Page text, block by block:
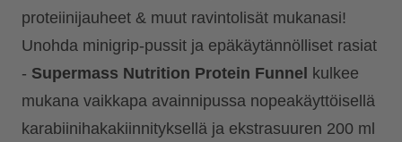
proteiinijauheet & muut ravintolisät mukanasi!
Unohda minigrip-pussit ja epäkäytännölliset rasiat
- Supermass Nutrition Protein Funnel
kulkee
mukana vaikkapa avainnipussa nopeakäyttöisellä
karabiinihakakiinnityksellä ja ekstrasuuren 200 ml